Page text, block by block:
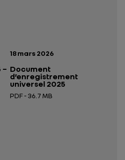
–
onglet
Date de publication:
18 mars 2026
Document
d’enregistrement
universel 2025
PDF - 36.7 MB